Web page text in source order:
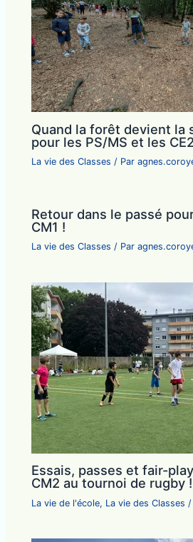
Quand la forêt devient la
pour les PS/MS et les
La vie des Classes / Par
Retour dans le passé
CM1 !
La vie des Classes / Par
Essais, passes et fair-
CM2 au tournoi de rugby !
La vie de l'école, La vie des Classes